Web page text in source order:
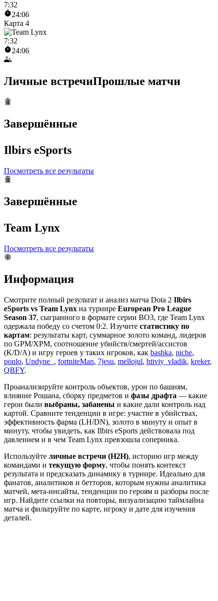
7:32
24:06
Карта 4
7:32
24:06
Личные встречиПрошлые матчи
Завершённые
Ilbirs eSports
Посмотреть все результаты
Завершённые
Team Lynx
Посмотреть все результаты
Информация
Смотрите полный результат и анализ матча Dota 2 Ilbirs
eSports vs Team Lynx на турнире European Pro League
Season 37, сыгранного в формате серии BO3, где Team Lynx
одержала победу со счетом 0:2. Изучите статистику по
картам: результаты карт, суммарное золото команд, лидеров
по GPM/XPM, соотношение убийств/смертей/ассистов
(K/D/A) и игру героев у таких игроков, как bashka, niche,
ponlo, Undyne_ , fortniteMan, 7jesu, mellojul, htiviy_vladik, kreker,
QBFY.
Проанализируйте контроль объектов, урон по башням,
влияние Рошана, сборку предметов и фазы драфта — какие
герои были выбраны, забанены и какие дали контроль над
картой. Сравните тенденции в игре: участие в убийствах,
эффективность фарма (LH/DN), золото в минуту и опыт в
минуту, чтобы увидеть, как Ilbirs eSports действовала под
давлением и в чем Team Lynx превзошла соперника.
Используйте личные встречи (H2H), историю игр между
командами и текущую форму, чтобы понять контекст
результата и предсказать динамику в турнире. Идеально для
фанатов, аналитиков и бетторов, которым нужны аналитика
матчей, мета-инсайты, тенденции по героям и разборы после
игр. Найдите ссылки на повторы, визуализацию таймлайна
матча и фильтруйте по карте, игроку и дате для изучения
деталей.